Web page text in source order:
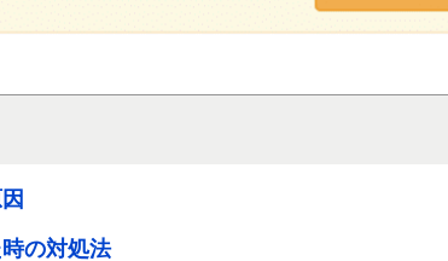
の対処法